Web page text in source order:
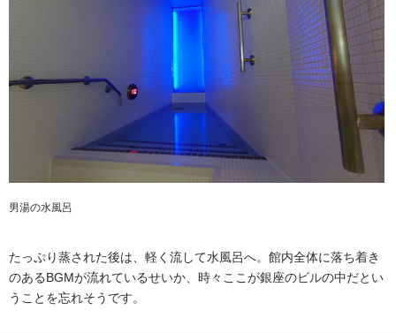
男湯の水風呂
たっぷり蒸された後は、軽く流して水風呂へ。館内全体に落ち着き
のあるBGMが流れているせいか、時々ここが銀座のビルの中だとい
うことを忘れそうです。